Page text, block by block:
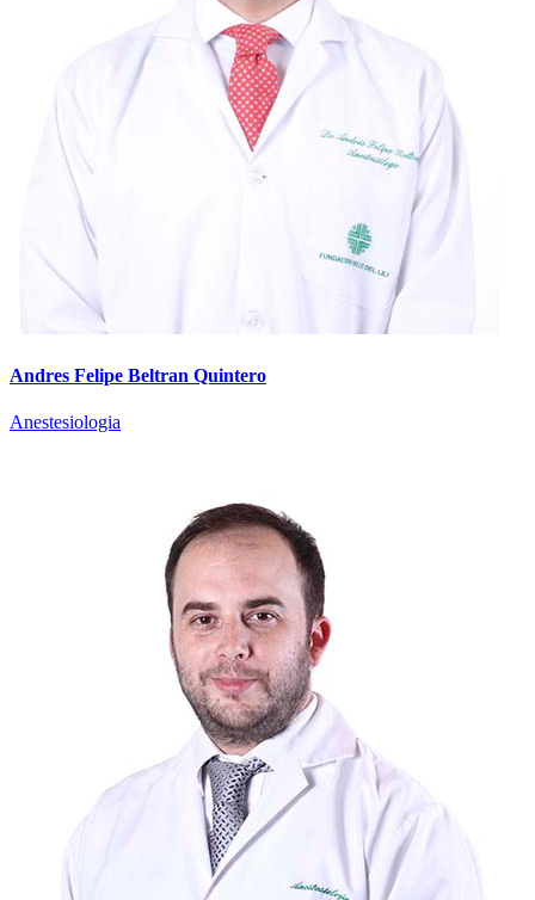
Andres Felipe Beltran Quintero
Anestesiologia